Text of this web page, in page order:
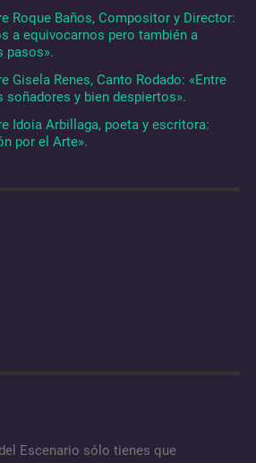
Roque Baños, Compositor y Director:
a equivocarnos pero también a
pasos».
Gisela Renes, Canto Rodado: «Entre
soñadores y bien despiertos».
Idoia Arbillaga, poeta y escritora:
por el Arte».
Escenario sólo tienes que